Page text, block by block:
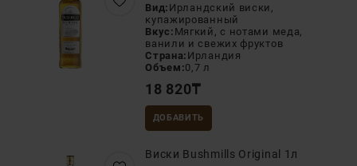
Вид: Ирландский виски,
купажированный
Вкус: Мягкий, с нотами меда,
ванили и свежих фруктов
Страна: Ирландия
Объем:0,7 л
18 820₸
ДОБАВИТЬ
Виски Bushmills Original 1л